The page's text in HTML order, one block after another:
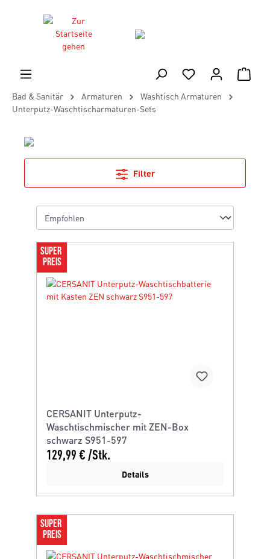
Bad & Sanitär Armaturen
Washtisch Armaturen
Unterputz-Waschtischarmaturen-Sets
Filter
SUPER
PREIS
CERSANIT Unterputz-
Waschtischmischer mit ZEN-Box
schwarz S951-597
129,99 € /Stk.
Details
SUPER
PREIS